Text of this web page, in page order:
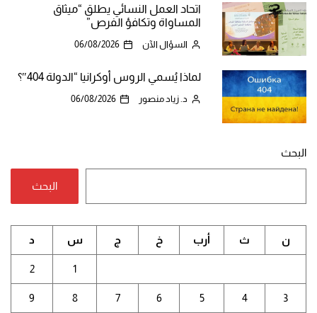
اتحاد العمل النسائي يطلق “ميثاق
المساواة وتكافؤ الفرص”
السؤال الآن 06/08/2026
لماذا يُسمي الروس أوكرانيا “الدولة 404″؟
د. زياد منصور 06/08/2026
البحث
البحث
ن ث أرب خ ج س د
1
2
3
4
5
6
7
8
9